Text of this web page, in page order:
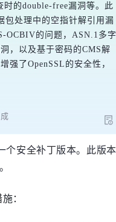
时的double-free漏洞等。此
包处理中的空指针解引用漏
OCBIV的问题，ASN.1多字
，以及基于密码的CMS解
强了OpenSSL的安全性，
个安全补丁版本。此版
：